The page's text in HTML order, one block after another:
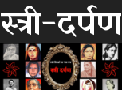
स्त्री-दर्पण